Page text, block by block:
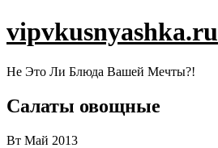
vipvkusnyashka.ru
Не Это Ли Блюда Вашей Мечты?!
Салаты овощные
Вт Май 2013